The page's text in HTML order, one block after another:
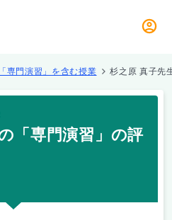
「専門演習」を含む授業 杉之原 真子先
「専門演習」の評